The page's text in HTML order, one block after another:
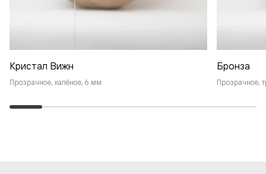
Кристал Вижн
Прозрачное, калёное, 6 мм
Бронза
Прозрачное,